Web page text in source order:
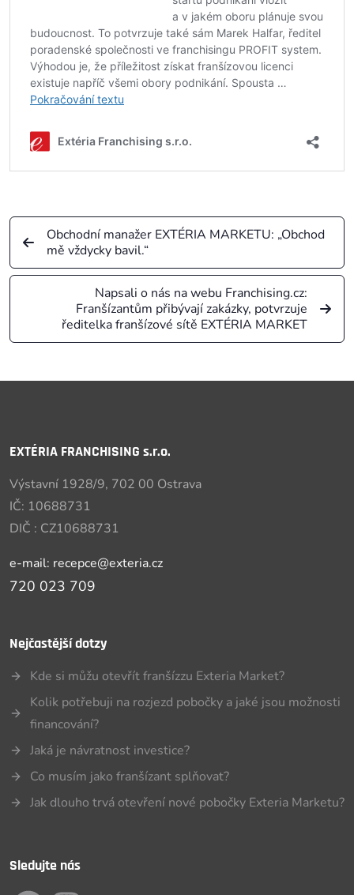
Obchodní manažer EXTÉRIA MARKETU: „Obchod
mě vždycky bavil.“
Napsali o nás na webu Franchising.cz:
Franšízantům přibývají zakázky, potvrzuje
ředitelka franšízové sítě EXTÉRIA MARKET
EXTÉRIA FRANCHISING s.r.o.
Výstavní 1928/9, 702 00 Ostrava
IČ: 10688731
DIČ : CZ10688731
e-mail: recepce@exteria.cz
720 023 709
Nejčastější dotzy
Kde si můžu otevřít franšízzu Exteria Market?
Kolik potřebuji na rozjezd pobočky a jaké jsou možnosti
financování?
Jaká je návratnost investice?
Co musím jako franšízant splňovat?
Jak dlouho trvá otevření nové pobočky Exteria Marketu?
Sledujte nás